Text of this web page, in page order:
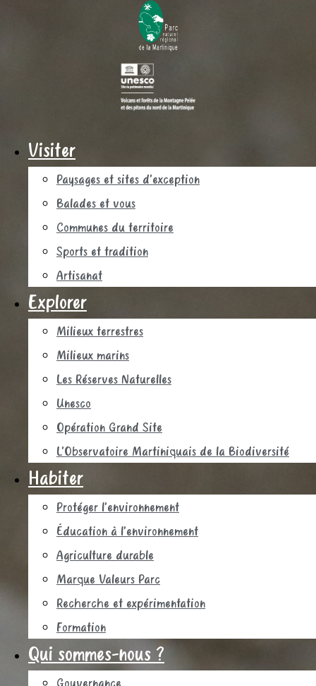
Visiter
Paysages et sites d’exception
Balades et vous
Communes du territoire
Sports et tradition
Artisanat
Explorer
Milieux terrestres
Milieux marins
Les Réserves Naturelles
Unesco
Opération Grand Site
L’Observatoire Martiniquais de la Biodiversité
Habiter
Protéger l’environnement
Éducation à l’environnement
Agriculture durable
Marque Valeurs Parc
Recherche et expérimentation
Formation
Qui sommes-nous ?